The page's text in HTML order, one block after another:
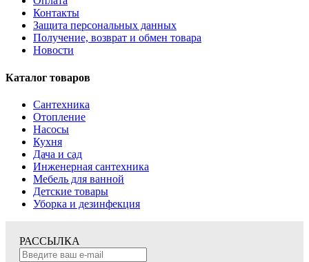
Контакты
Защита персональных данных
Получение, возврат и обмен товара
Новости
Каталог товаров
Сантехника
Отопление
Насосы
Кухня
Дача и сад
Инженерная сантехника
Мебель для ванной
Детские товары
Уборка и дезинфекция
РАССЫЛКА